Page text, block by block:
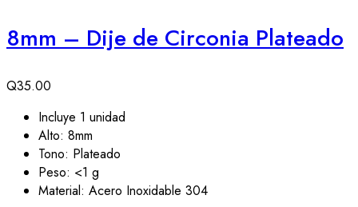
8mm – Dije de Circonia Plateado
Q35.00
Incluye 1 unidad
Alto: 8mm
Tono: Plateado
Peso: <1 g
Material: Acero Inoxidable 304